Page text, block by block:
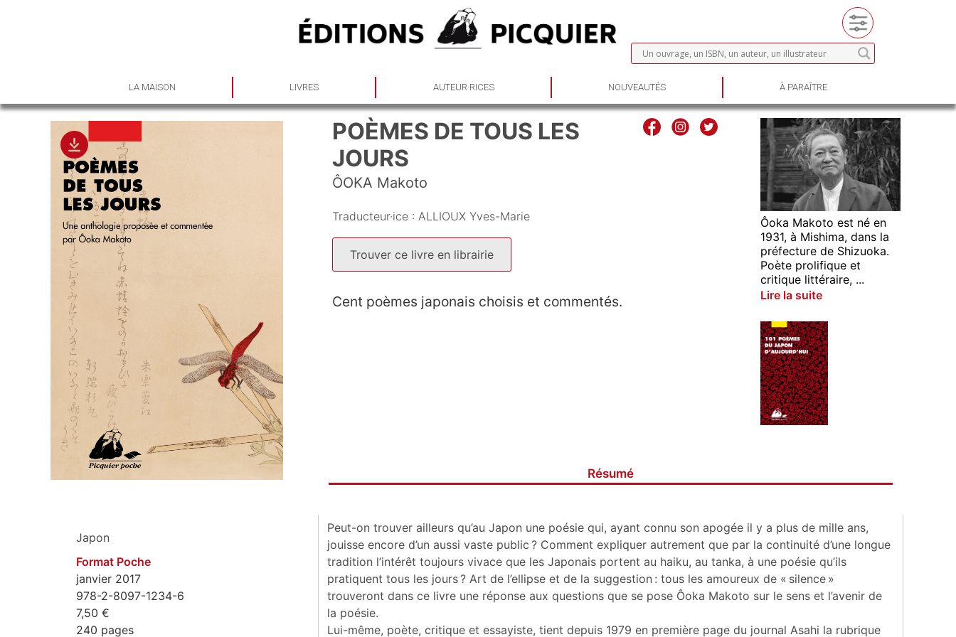
LA MAISON LIVRES AUTEUR·RICES NOUVEAUTÉS À PARAÎTRE
Japon
Format Poche
janvier 2017
978-2-8097-1234-6
7,50 €
240 pages
POÈMES DE TOUS LES
JOURS
ÔOKA Makoto
Traducteur·ice : ALLIOUX Yves-Marie
Trouver ce livre en librairie
Cent poèmes japonais choisis et commentés.
Ôoka Makoto est né en
1931, à Mishima, dans la
préfecture de Shizuoka.
Poète prolifique et
critique littéraire, ...
Lire la suite
Résumé
Peut-on trouver ailleurs qu’au Japon une poésie qui, ayant connu son apogée il y a plus de mille ans,
jouisse encore d’un aussi vaste public ? Comment expliquer autrement que par la continuité d’une longue
tradition l’intérêt toujours vivace que les Japonais portent au haiku, au tanka, à une poésie qu’ils
pratiquent tous les jours ? Art de l’ellipse et de la suggestion : tous les amoureux de « silence »
trouveront dans ce livre une réponse aux questions que se pose Ôoka Makoto sur le sens et l’avenir de
la poésie.
Lui-même, poète, critique et essayiste, tient depuis 1979 en première page du journal Asahi la rubrique